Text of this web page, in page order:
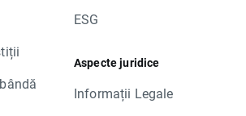
ESG
Aspecte juridice
Informații Legale